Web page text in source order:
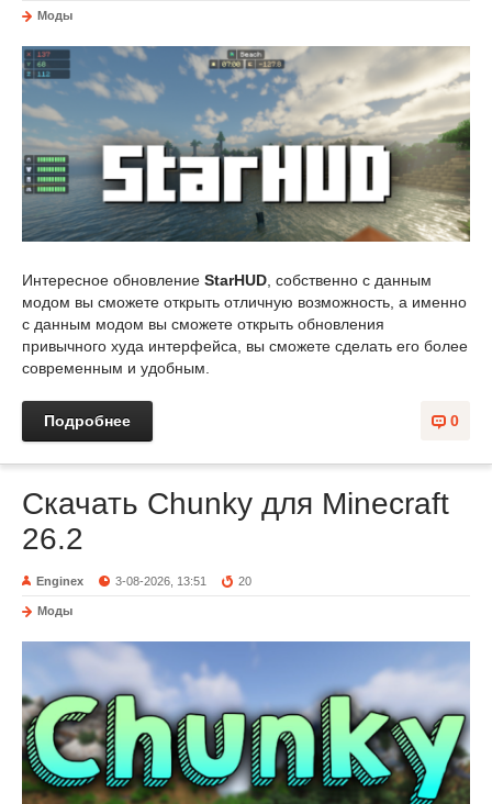
Моды
Интересное обновление StarHUD , собственно с данным
модом вы сможете открыть отличную возможность, а именно
с данным модом вы сможете открыть обновления
привычного худа интерфейса, вы сможете сделать его более
современным и удобным.
0
Подробнее
Скачать Chunky для Minecraft
26.2
Enginex 3-08-2026, 13:51 20
Моды